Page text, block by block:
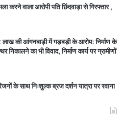
करने वाला आरोपी पति छिंदवाड़ा से गिरफ्तार ,
की आंगनबाड़ी में गड़बड़ी के आरोप: निर्माण के
का भी विवाद, निर्माण कार्य पर ग्रामीणों
के साथ निःशुल्क ब्रज दर्शन यात्रा पर रवाना